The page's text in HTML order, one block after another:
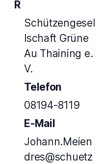
R
Schützengesel
lschaft Grüne
Au Thaining e.
V.
Telefon
08194-8119
E-Mail
Johann.Meien
dres@schuetz